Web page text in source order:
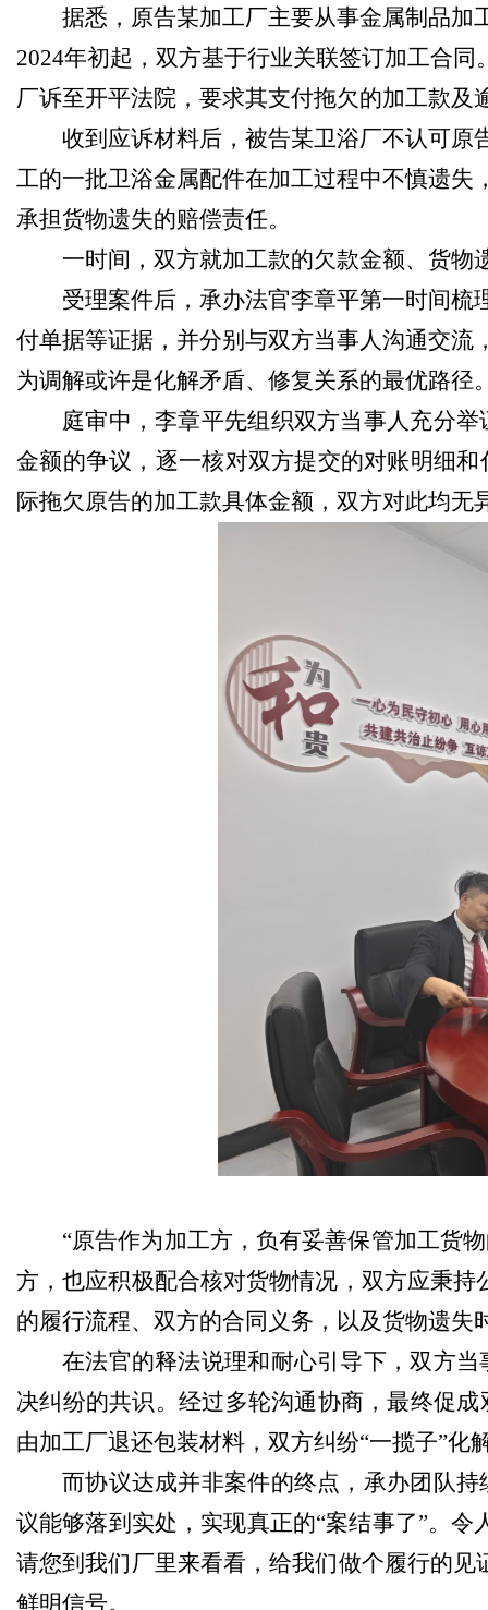
据悉，原告某加工厂主要从事金属制品
2024年初起，双方基于行业关联签订加工合
厂诉至开平法院，要求其支付拖欠的加工款及
收到应诉材料后，被告某卫浴厂不认可
工的一批卫浴金属配件在加工过程中不慎遗
承担货物遗失的赔偿责任。
一时间，双方就加工款的欠款金额、货
受理案件后，承办法官李章平第一时间
付单据等证据，并分别与双方当事人沟通交
为调解或许是化解矛盾、修复关系的最优路径
庭审中，李章平先组织双方当事人充分
金额的争议，逐一核对双方提交的对账明细
际拖欠原告的加工款具体金额，双方对此均无
“原告作为加工方，负有妥善保管加工货
方，也应积极配合核对货物情况，双方应秉
的履行流程、双方的合同义务，以及货物遗
在法官的释法说理和耐心引导下，双方
决纠纷的共识。经过多轮沟通协商，最终促
由加工厂退还包装材料，双方纠纷“一揽子”化
而协议达成并非案件的终点，承办团队
议能够落到实处，实现真正的“案结事了”。
请您到我们厂里来看看，给我们做个履行的
鲜明信号。